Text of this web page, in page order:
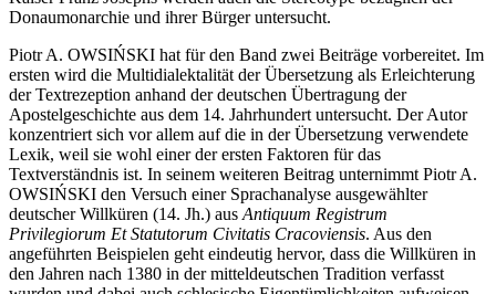
Donaumonarchie und ihrer Bürger untersucht.
Piotr A. OWSIŃSKI hat für den Band zwei Beiträge vorbereitet. Im
ersten wird die Multidialektalität der Übersetzung als Erleichterung
der Textrezeption anhand der deutschen Übertragung der
Apostelgeschichte aus dem 14. Jahrhundert untersucht. Der Autor
konzentriert sich vor allem auf die in der Übersetzung verwendete
Lexik, weil sie wohl einer der ersten Faktoren für das
Textverständnis ist. In seinem weiteren Beitrag unternimmt Piotr A.
OWSIŃSKI den Versuch einer Sprachanalyse ausgewählter
deutscher Willküren (14. Jh.) aus Antiquum Registrum
Privilegiorum Et Statutorum Civitatis Cracoviensis. Aus den
angeführten Beispielen geht eindeutig hervor, dass die Willküren in
den Jahren nach 1380 in der mitteldeutschen Tradition verfasst